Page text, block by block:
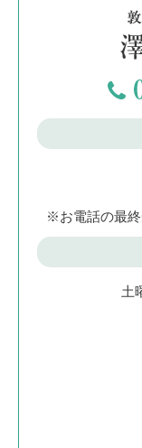
※お電話の最終
土